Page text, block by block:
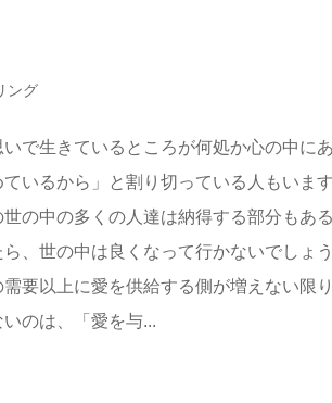
ング
で生きているところが何処か心の中に
いるから」と割り切っている人もいま
の中の多くの人達は納得する部分もあ
、世の中は良くなって行かないでしょ
要以上に愛を供給する側が増えない限
のは、「愛を与...